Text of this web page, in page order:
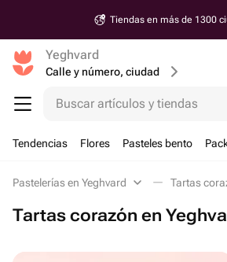
Tiendas en más de 1300
Yeghvard
Calle y número, ciudad
Buscar artículos y tiendas
Tendencias Flores Pasteles bento
Pastelerías en Yeghvard Tartas
Tartas corazón en